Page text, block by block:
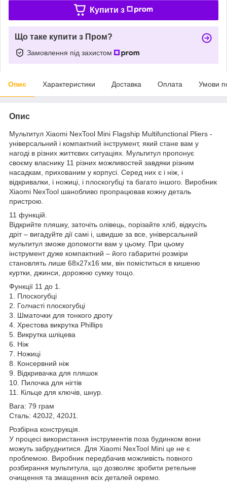
Купити з
Що таке купити з Пром?
Замовлення під захистом
Опис Характеристики Доставка Оплата Умови
Опис
Мультитул Xiaomi NexTool Mini Flagship Multifunctional Pliers -
універсальний і компактний інструмент, який стане вам у
нагоді в різних життєвих ситуаціях. Мультитул пропонує
своєму власнику 11 різних можливостей завдяки різним
насадкам, прихованим у корпусі. Серед них є і ніж, і
відкривалки, і ножиці, і плоскогубці та багато іншого. Виробник
Xiaomi NexTool шанобливо пропрацював кожну деталь
пристрою.
11 функцій.
Відкрийте пляшку, заточіть олівець, порізайте хліб, відкусіть
дріт – вигадуйте дії самі і, швидше за все, універсальний
мультитул зможе допомогти вам у цьому. При цьому
інструмент дуже компактний – його габаритні розміри
становлять лише 68х27х16 мм, він поміститься в кишеню
куртки, джинси, дорожню сумку тощо.
Функції 11 до 1.
1. Плоскогубці
2. Голчасті плоскогубці
3. Шматочки для тонкого дроту
4. Хрестова викрутка Phillips
5. Викрутка шліцева
6. Ніж
7. Ножиці
8. Консервний ніж
9. Відкривачка для пляшок
10. Пилочка для нігтів
11. Кільце для ключів, шнур.
Вага: 79 грам
Сталь: 420J2, 420J1.
Розбірна конструкція.
У процесі використання інструментів поза будинком вони
можуть забруднитися. Для Xiaomi NexTool Mini це не є
проблемою. Виробник передбачив можливість повного
розбирання мультитула, що дозволяє зробити ретельне
очищення та змащення всіх деталей окремо.